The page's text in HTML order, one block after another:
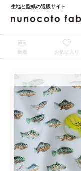
生地と型紙の通販サイト
新着 お気に入り